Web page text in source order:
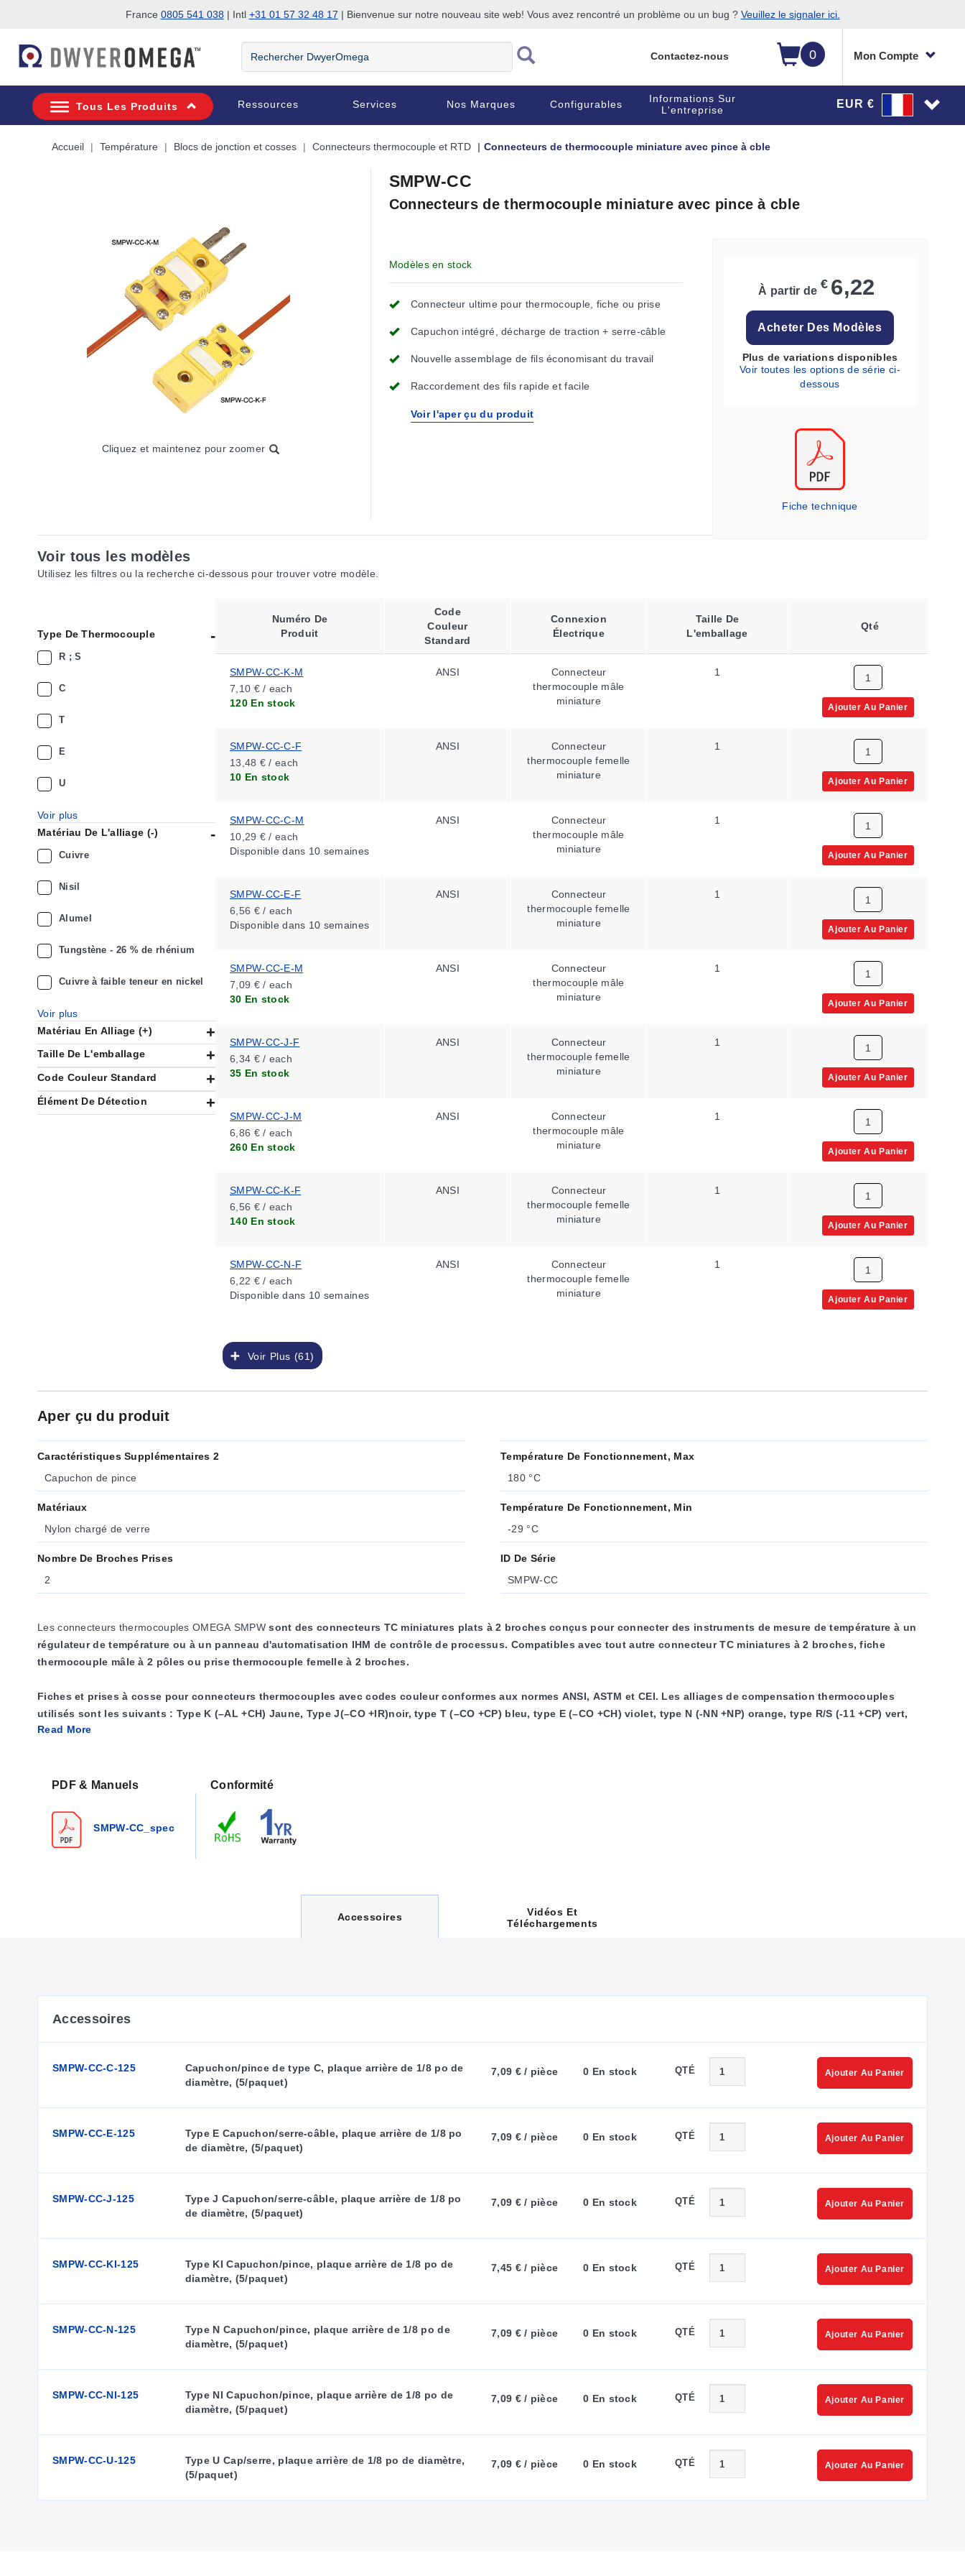
France 0805 541 038| Intl +31 01 57 32 48 17 | Bienvenue sur notre nouveau site web! Vous avez rencontré un problème ou un bug ? Veuillez le signaler ici.
0 Mon Compte
Rechercher
DwyerOmega
Contactez-nous
Tous Les Produits Ressources Services Nos Marques Configurables
Informations Sur
L'entreprise
EUR €
Accueil Température Blocs de jonction et cosses Connecteurs thermocouple et RTD Connecteurs de thermocouple miniature avec pince à cble
Cliquez et maintenez pour zoomer
SMPW-CC
Connecteurs de thermocouple miniature avec pince à cble
Modèles en stock
Connecteur ultime pour thermocouple, fiche ou prise
Capuchon intégré, décharge de traction + serre-câble
Nouvelle assemblage de fils économisant du travail
Raccordement des fils rapide et facile
Voir l'aper çu du produit
À partir de € 6,22
Acheter Des Modèles
Plus de variations disponibles
Voir toutes les options de série ci-
dessous
Fiche technique
Voir tous les modèles
Utilisez les filtres ou la recherche ci-dessous pour trouver votre modèle.
Type De Thermocouple
R ; S
C
T
E
U
Voir plus
Matériau De L'alliage (-)
Cuivre
Nisil
Alumel
Tungstène - 26 % de rhénium
Cuivre à faible teneur en nickel
Voir plus
Matériau En Alliage (+)
Taille De L'emballage
Code Couleur Standard
Élément De Détection
Voir Plus (61)
Numéro De
Produit
Code
Couleur
Standard
Connexion
Électrique
Taille De
L'emballage
Thermocouple
Qté
SMPW-CC-K-M
7,10 € / each
120 En stock
ANSI
Connecteur
thermocouple mâle
miniature
1 K
Ajouter Au Panier
SMPW-CC-C-F
13,48 € / each
10 En stock
ANSI
Connecteur
thermocouple femelle
miniature
1 C
Ajouter Au Panier
SMPW-CC-C-M
10,29 € / each
Disponible dans 10 semaines
ANSI
Connecteur
thermocouple mâle
miniature
1 C
Ajouter Au Panier
SMPW-CC-E-F
6,56 € / each
Disponible dans 10 semaines
ANSI
Connecteur
thermocouple femelle
miniature
1 E
Ajouter Au Panier
SMPW-CC-E-M
7,09 € / each
30 En stock
ANSI
Connecteur
thermocouple mâle
miniature
1 E
Ajouter Au Panier
SMPW-CC-J-F
6,34 € / each
35 En stock
ANSI
Connecteur
thermocouple femelle
miniature
1 J
Ajouter Au Panier
SMPW-CC-J-M
6,86 € / each
260 En stock
ANSI
Connecteur
thermocouple mâle
miniature
1 J
Ajouter Au Panier
SMPW-CC-K-F
6,56 € / each
140 En stock
ANSI
Connecteur
thermocouple femelle
miniature
1 K
Ajouter Au Panier
SMPW-CC-N-F
6,22 € / each
Disponible dans 10 semaines
ANSI
Connecteur
thermocouple femelle
miniature
1 N
Ajouter Au Panier
Aper çu du produit
Caractéristiques Supplémentaires 2
Capuchon de pince
Matériaux
Nylon chargé de verre
Nombre De Broches Prises
2
Température De Fonctionnement, Max
180 °C
Température De Fonctionnement, Min
-29 °C
ID De Série
SMPW-CC
Les connecteurs thermocouples OMEGA SMPWsont des connecteurs TC miniatures plats à 2 broches conçus pour connecter des instruments de mesure de température à un
régulateur de température ou à un panneau d'automatisation IHM de contrôle de processus. Compatibles avec tout autre connecteur TC miniatures à 2 broches, fiche
thermocouple mâle à 2 pôles ou prise thermocouple femelle à 2 broches.
Fiches et prises à cosse pour connecteurs thermocouples avec codes couleur conformes aux normes ANSI, ASTM et CEI. Les alliages de compensation thermocouples
utilisés sont les suivants : Type K (–AL +CH) Jaune, Type J(–CO +IR)noir, type T (–CO +CP) bleu, type E (–CO +CH) violet, type N (-NN +NP) orange, type R/S (-11 +CP) vert,
type C (-CNX +CPX) rouge et type U (–CP +CP) blanc non compensé.
TC. Le capuchon/serre-câble contient 4 vis imperdables et élimine les petites vis lâches typiques des serre-câbles métalliques traditionnels pour thermocouples. Sont inclus
Pour les emballages en vrac, les œillets du connecteur et de la pince sont vendus séparément
silicone
SSRT-CC-116-(*)
SSRT-CC-132-(*) 0,79 (0,032)
* Quantité par paquet : sélectionnez parmi 5, 10, 50 ou 100
une connexion TC rapide et fiable.
SMP-CC-TOOL : 1 seul outil nécessaire
Read More
PDF & Manuels
SMPW-CC_spec
Conformité
C
R
N
T
A
B
Accessoires
Vidéos Et
Téléchargements
Accessoires
SMPW-CC-C-125
Capuchon/pince de type C, plaque arrière de 1/8 po de
diamètre, (5/paquet)
7,09 € / pièce 0 En stock QTÉ Ajouter Au Panier
SMPW-CC-E-125
Type E Capuchon/serre-câble, plaque arrière de 1/8 po
de diamètre, (5/paquet)
7,09 € / pièce 0 En stock QTÉ Ajouter Au Panier
SMPW-CC-J-125
Type J Capuchon/serre-câble, plaque arrière de 1/8 po
de diamètre, (5/paquet)
7,09 € / pièce 0 En stock QTÉ Ajouter Au Panier
SMPW-CC-KI-125
Type KI Capuchon/pince, plaque arrière de 1/8 po de
diamètre, (5/paquet)
7,45 € / pièce 0 En stock QTÉ Ajouter Au Panier
SMPW-CC-N-125
Type N Capuchon/pince, plaque arrière de 1/8 po de
diamètre, (5/paquet)
7,09 € / pièce 0 En stock QTÉ Ajouter Au Panier
SMPW-CC-NI-125
Type NI Capuchon/pince, plaque arrière de 1/8 po de
diamètre, (5/paquet)
7,09 € / pièce 0 En stock QTÉ Ajouter Au Panier
SMPW-CC-U-125
Type U Cap/serre, plaque arrière de 1/8 po de diamètre,
(5/paquet)
7,09 € / pièce 0 En stock QTÉ Ajouter Au Panier